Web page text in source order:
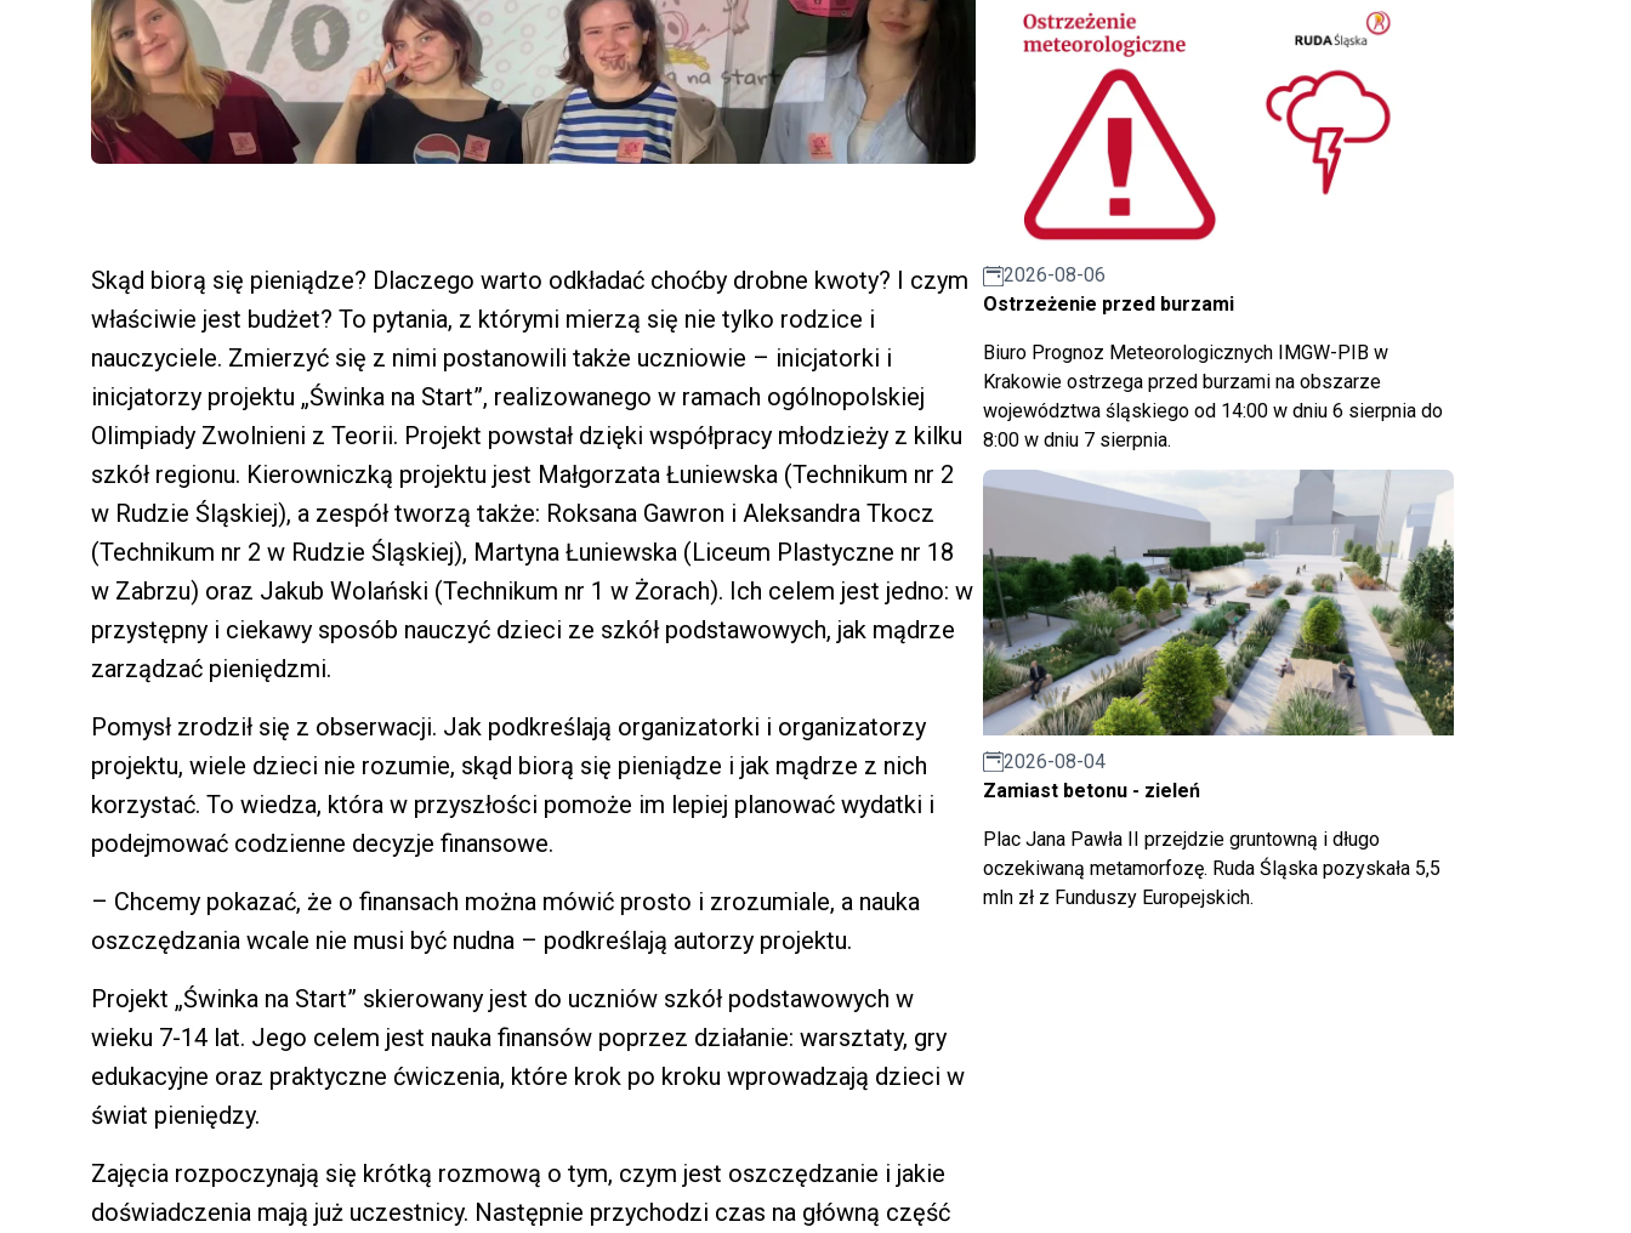
Skąd biorą się pieniądze? Dlaczego warto odkładać choćby drobne kwoty? I czym
właściwie jest budżet? To pytania, z którymi mierzą się nie tylko rodzice i
nauczyciele. Zmierzyć się z nimi postanowili także uczniowie – inicjatorki i
inicjatorzy projektu „Świnka na Start”, realizowanego w ramach ogólnopolskiej
Olimpiady Zwolnieni z Teorii. Projekt powstał dzięki współpracy młodzieży z kilku
szkół regionu. Kierowniczką projektu jest Małgorzata Łuniewska (Technikum nr 2
w Rudzie Śląskiej), a zespół tworzą także: Roksana Gawron i Aleksandra Tkocz
(Technikum nr 2 w Rudzie Śląskiej), Martyna Łuniewska (Liceum Plastyczne nr 18
w Zabrzu) oraz Jakub Wolański (Technikum nr 1 w Żorach). Ich celem jest jedno: w
przystępny i ciekawy sposób nauczyć dzieci ze szkół podstawowych, jak mądrze
zarządzać pieniędzmi.
Pomysł zrodził się z obserwacji. Jak podkreślają organizatorki i organizatorzy
projektu, wiele dzieci nie rozumie, skąd biorą się pieniądze i jak mądrze z nich
korzystać. To wiedza, która w przyszłości pomoże im lepiej planować wydatki i
podejmować codzienne decyzje finansowe.
– Chcemy pokazać, że o finansach można mówić prosto i zrozumiale, a nauka
oszczędzania wcale nie musi być nudna – podkreślają autorzy projektu.
Projekt „Świnka na Start” skierowany jest do uczniów szkół podstawowych w
wieku 7-14 lat. Jego celem jest nauka finansów poprzez działanie: warsztaty, gry
edukacyjne oraz praktyczne ćwiczenia, które krok po kroku wprowadzają dzieci w
świat pieniędzy.
Zajęcia rozpoczynają się krótką rozmową o tym, czym jest oszczędzanie i jakie
doświadczenia mają już uczestnicy. Następnie przychodzi czas na główną część
2026-08-06
Ostrzeżenie przed burzami
Biuro Prognoz Meteorologicznych IMGW-PIB w
Krakowie ostrzega przed burzami na obszarze
województwa śląskiego od 14:00 w dniu 6 sierpnia do
8:00 w dniu 7 sierpnia.
2026-08-04
Zamiast betonu - zieleń
Plac Jana Pawła II przejdzie gruntowną i długo
oczekiwaną metamorfozę. Ruda Śląska pozyskała 5,5
mln zł z Funduszy Europejskich.